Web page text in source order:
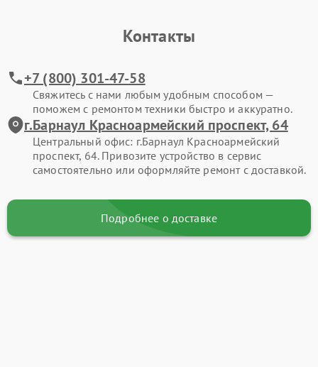
Контакты
+7 (800) 301-47-58
Свяжитесь с нами любым удобным способом —
поможем с ремонтом техники быстро и аккуратно.
г.Барнаул Красноармейский проспект, 64
Центральный офис: г.Барнаул Красноармейский
проспект, 64. Привозите устройство в сервис
самостоятельно или оформляйте ремонт с доставкой.
Подробнее о доставке